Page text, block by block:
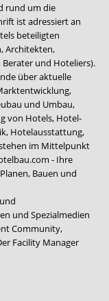
rund um die
ist adressiert an
beteiligten
Architekten,
und Hoteliers).
über aktuelle
und Umbau,
von Hotels, Hotel-
Hotelausstattung,
im Mittelpunkt
- Ihre
Bauen und
und Spezialmedien
Community,
Facility Manager